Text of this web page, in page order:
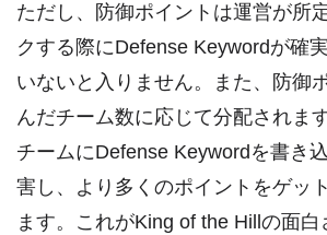
ただし、防御ポイントは運営が所
クする際にDefense Keywordが確
いないと入りません。また、防御
んだチーム数に応じて分配されま
チームにDefense Keywordを書き
害し、より多くのポイントをゲッ
ます。これがKing of the Hillの面